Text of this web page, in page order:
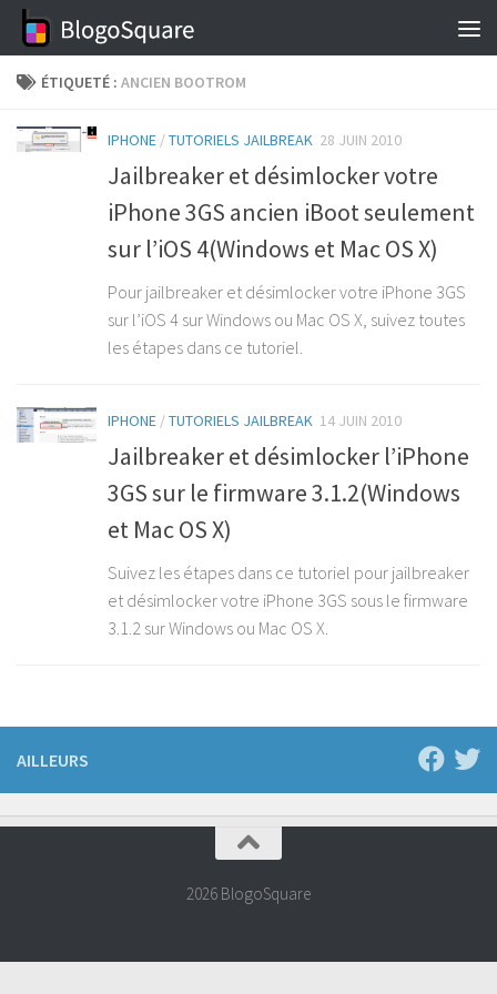
Skip to content
ÉTIQUETÉ : ANCIEN BOOTROM
IPHONE /TUTORIELS JAILBREAK 28 JUIN 2010
Jailbreaker et désimlocker votre
iPhone 3GS ancien iBoot seulement
sur l’iOS 4(Windows et Mac OS X)
Pour jailbreaker et désimlocker votre iPhone 3GS
sur l’iOS 4 sur Windows ou Mac OS X, suivez toutes
les étapes dans ce tutoriel.
IPHONE /TUTORIELS JAILBREAK 14 JUIN 2010
Jailbreaker et désimlocker l’iPhone
3GS sur le firmware 3.1.2(Windows
et Mac OS X)
Suivez les étapes dans ce tutoriel pour jailbreaker
et désimlocker votre iPhone 3GS sous le firmware
3.1.2 sur Windows ou Mac OS X.
AILLEURS
2026 BlogoSquare